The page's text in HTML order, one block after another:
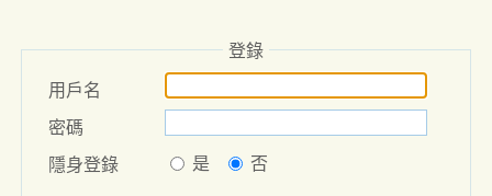
登錄
用戶名
密碼
隱身登錄
是 否